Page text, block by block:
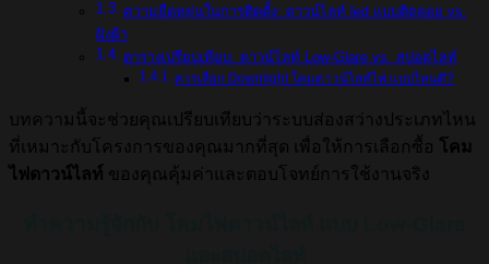
ความยืดหยุ่นในการติดตั้ง: ดาวน์ไลท์ led แบบติดลอย vs.
ฝังฝ้า
ตารางเปรียบเทียบ: ดาวน์ไลท์ Low-Glare vs. สปอตไลท์
ควรเลือก Downlight โคมดาวน์ไลท์ไฟ แบบไหนดี?
บทความนี้จะช่วยคุณเปรียบเทียบว่าระบบส่องสว่างประเภทไหน
ที่เหมาะกับโครงการของคุณมากที่สุด เพื่อให้การเลือกซื้อ โคม
ไฟดาวน์ไลท์ ของคุณคุ้มค่าและตอบโจทย์การใช้งานจริง